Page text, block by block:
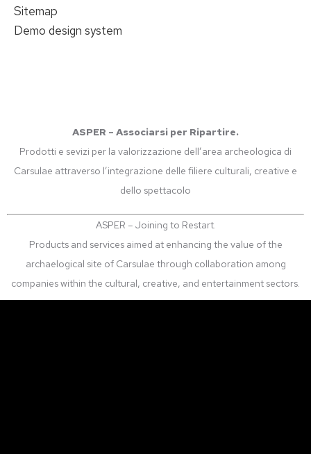
Sitemap
Demo design system
ASPER – Associarsi per Ripartire.
Prodotti e sevizi per la valorizzazione dell’area archeologica di
Carsulae attraverso l’integrazione delle filiere culturali, creative e
dello spettacolo
ASPER – Joining to Restart.
Products and services aimed at enhancing the value of the
archaelogical site of Carsulae through collaboration among
companies within the cultural, creative, and entertainment sectors.